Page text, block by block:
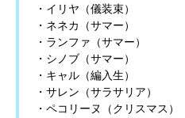
・イリヤ（儀装束）
・ネネカ（サマー）
・ランファ（サマー）
・シノブ（サマー）
・キャル（編入生）
・サレン（サラサリア）
・ペコリーヌ（クリスマス）